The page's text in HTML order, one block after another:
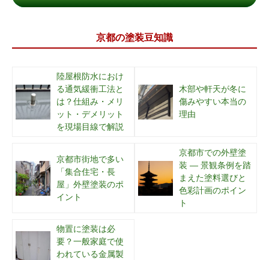
京都の塗装豆知識
陸屋根防水におけ
る通気緩衝工法と
は？仕組み・メリ
ット・デメリット
を現場目線で解説
木部や軒天が冬に
傷みやすい本当の
理由
京都市街地で多い
「集合住宅・長
屋」外壁塗装のポ
イント
京都市での外壁塗
装 ― 景観条例を踏
まえた塗料選びと
色彩計画のポイン
ト
物置に塗装は必
要？一般家庭で使
われている金属製